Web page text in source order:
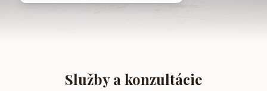
Služby a konzultácie